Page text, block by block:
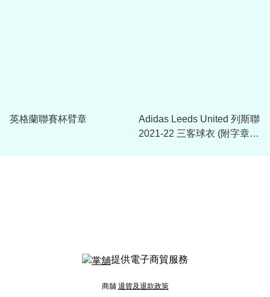
英格蘭聯賽杯臂章
Adidas Leeds United 列斯聯
2021-22 三客球衣 (附字章選
提供電子商貿服務
商舖 退貨及退款政策